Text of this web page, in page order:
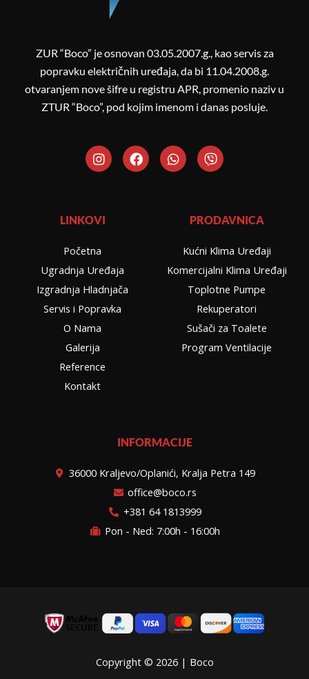
ZUR “Boco” je osnovan 03.05.2007.g., kao servis za
popravku električnih uređaja, da bi 11.04.2008.g.
otvaranjem nove šifre u registru APR, promenio naziv u
ZTUR “Boco”, pod kojim imenom i danas posluje.
I
n
s
g
r
m
F
a
c
W
h
a
V
i
b
LINKOVI
Početna
Ugradnja Uređaja
Izgradnja Hladnjača
Servis i Popravka
O Nama
Galerija
Reference
Kontakt
PRODAVNICA
Kućni Klima Uređaji
Komercijalni Klima Uređaji
Toplotne Pumpe
Rekuperatori
Sušači za Toalete
Program Ventilacije
INFORMACIJE
36000 Kraljevo/Oplanići, Kralja Petra 149
office@boco.rs
+381 64 1813999
Pon - Ned: 7:00h - 16:00h
Copyright © 2026 | Boco